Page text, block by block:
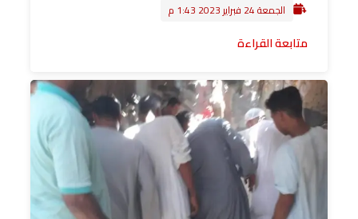
الجمعة 24 فبراير 2023 1:43 م
متابعة القراءة